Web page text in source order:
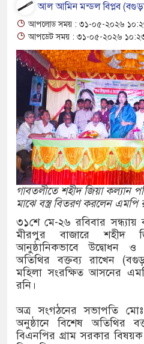
বোতল স্ক্যাফসহ নারী মাদক কারবারি
হওয়া টাকাসহ ২ ছিনতাইকারী
দিনব্যাপী উদ্যোক্তা মেলা সমাপ্ত
সবুজ ও নিরাপদ নগরী হিসেবে
রাসিক প্রশাসকের
জুলাই গণঅভ্যুত্থান সম্পর্কিত বিজয়
প্রদান
অভিযানে মাদক কারবারী গ্রেপ্তার, ৬
ইয়াবা ও গাঁজাসহ ৬ মাদক
উচ্ছেদ বন্ধের দাবিতে রাজশাহীতে
নন রাবি শিক্ষক, সংবাদ সম্মেলনে
আল আমিন মন্ডল বিপ্লব (বগুড়া
আপলোড সময় : ৩১-০৫-২০২৬
আপডেট সময় : ৩১-০৫-২০২৬
গাবতলীতে শহীদ জিয়া কল্যান
মাঝে বস্ত্র বিতরণ করলেন এমপি
৩১শে মে-২৬ রবিবার
মীরপুর বাজারে শহীদ
আনুষ্ঠানিকভাবে উদ্বোধন ও
অতিথির বক্তব্য রাখেন
মহিলা সংরক্ষিত আসনের
রনি।
অত্র সংগঠনের সভাপতি
অনুষ্ঠানে বিশেষ অতিথির
বিএনপির গ্রাম সরকার